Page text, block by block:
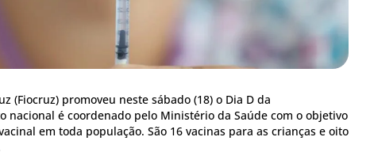
(Fiocruz) promoveu neste sábado (18) o Dia D da
nacional é coordenado pelo Ministério da Saúde com o objetivo
em toda população. São 16 vacinas para as crianças e oito